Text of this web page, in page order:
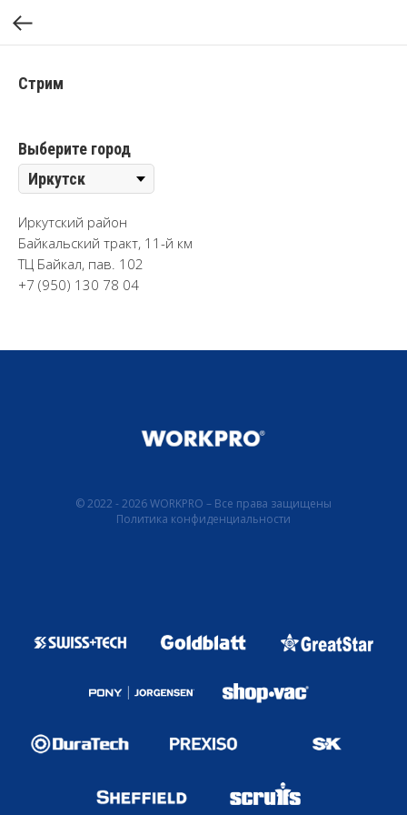
Стрим
Выберите город
Иркутский район
Байкальский тракт, 11-й км
ТЦ Байкал, пав. 102
+7 (950) 130 78 04
© 2022 - 2026 WORKPRO – Все права защищены
Политика конфиденциальности